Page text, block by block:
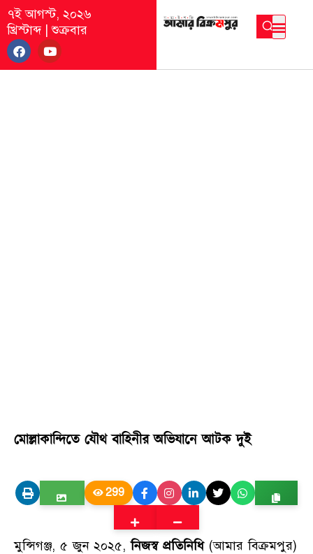
৭ই আগস্ট, ২০২৬
খ্রিস্টাব্দ|শুক্রবার
মোল্লাকান্দিতে যৌথ বাহিনীর অভিযানে আটক দুই
299
মুন্সিগঞ্জ, ৫ জুন ২০২৫,নিজস্ব প্রতিনিধি (আমার বিক্রমপুর)